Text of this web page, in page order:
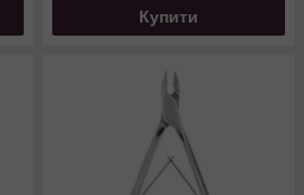
Купити